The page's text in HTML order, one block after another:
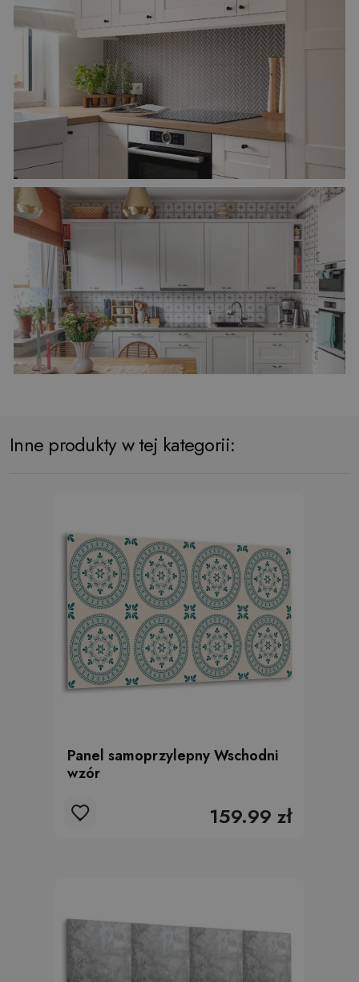
Inne produkty w tej kategorii:
Panel samoprzylepny Wschodni
wzór
159.99 zł